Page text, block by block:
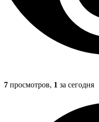
7 просмотров, 1 за сегодня